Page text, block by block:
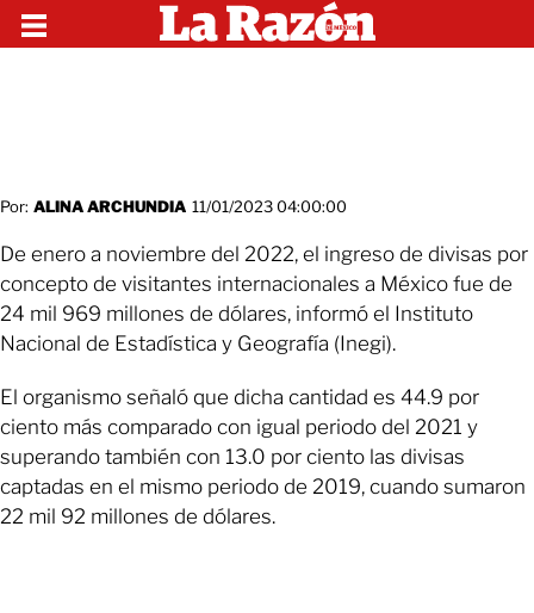
Por: ALINA ARCHUNDIA 11/01/2023 04:00:00
De enero a noviembre del 2022, el ingreso de divisas por
concepto de visitantes internacionales a México fue de
24 mil 969 millones de dólares, informó el Instituto
Nacional de Estadística y Geografía (Inegi).
El organismo señaló que dicha cantidad es 44.9 por
ciento más comparado con igual periodo del 2021 y
superando también con 13.0 por ciento las divisas
captadas en el mismo periodo de 2019, cuando sumaron
22 mil 92 millones de dólares.